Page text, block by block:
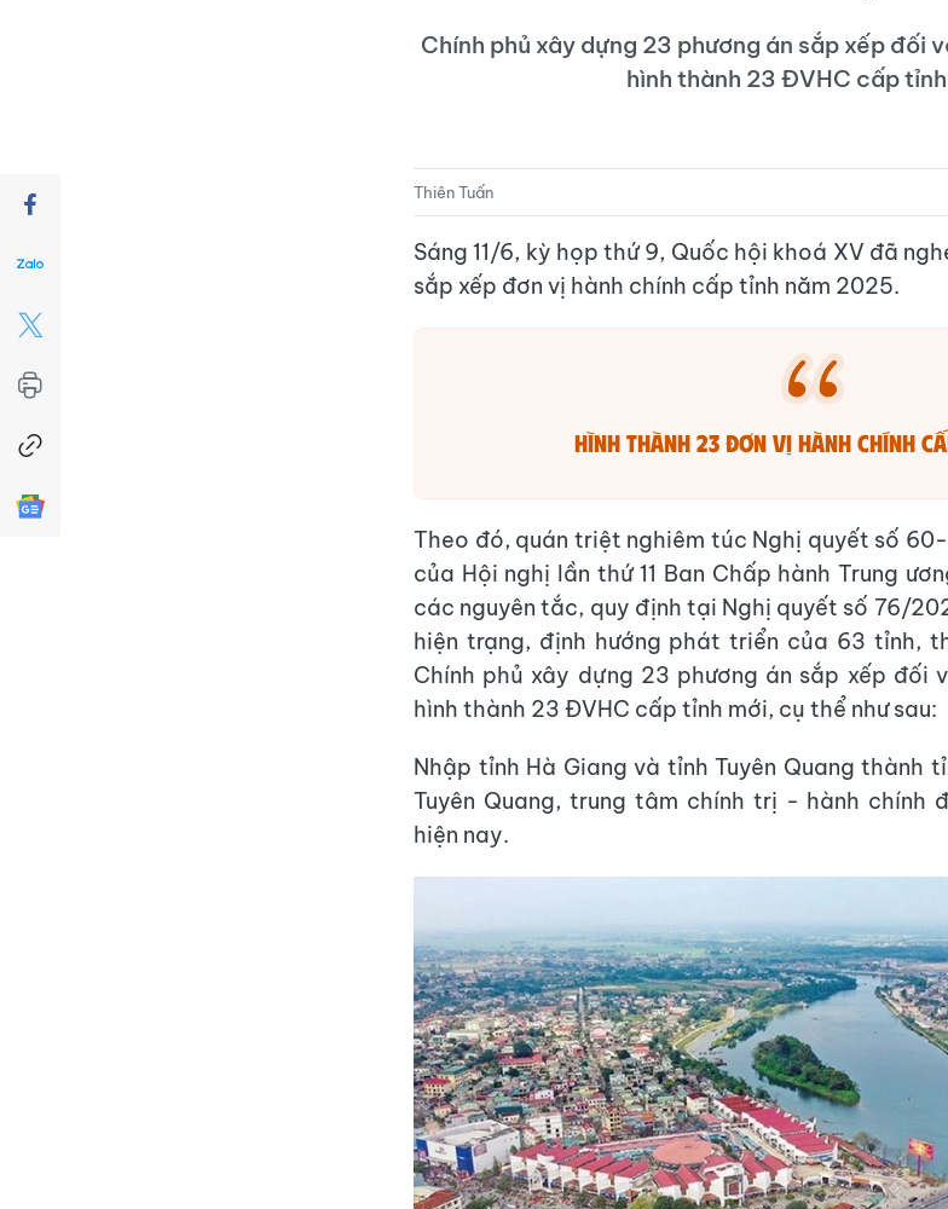
Chính phủ xây dựng 23 phương án sắp xếp đối
hình thành 23 ĐVHC cấp
Thiên Tuấn
Sáng 11/6, kỳ họp thứ 9, Quốc hội khoá XV đã
sắp xếp đơn vị hành chính cấp tỉnh năm 2025.
hình thành 23 đơn vị hành chính
Theo đó, quán triệt nghiêm túc Nghị quyết số
của Hội nghị lần thứ 11 Ban Chấp hành Trung
các nguyên tắc, quy định tại Nghị quyết số 76/
hiện trạng, định hướng phát triển của 63 tỉnh,
Chính phủ xây dựng 23 phương án sắp xếp đối
hình thành 23 ĐVHC cấp tỉnh mới, cụ thể như sau:
Nhập tỉnh Hà Giang và tỉnh Tuyên Quang thành
Tuyên Quang, trung tâm chính trị - hành chính
hiện nay.